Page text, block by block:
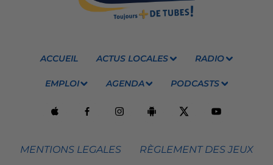
ACCUEIL ACTUS LOCALES RADIO
EMPLOI AGENDA PODCASTS
MENTIONS LEGALES RÈGLEMENT DES JEUX